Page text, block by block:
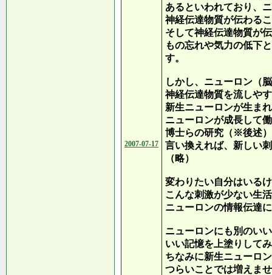
2007-07-17
あるといわれており、
神経伝達物質が伝わる
そして神経伝達物質が
もの忘れや気力の低下
す。
しかし、ニューロン（
神経伝達物質を流しや
新生ニューロンが生ま
ニューロンが成長して
博士らの研究（※後述
言い換えれば、新しい
（略）
変わりたい自分はいる
こんな刺激が少ない生
ニューロンの情報伝達
ニューロンにも別のい
いい記憶を上塗りして
ちなみに新生ニューロ
つらいことでは増えま